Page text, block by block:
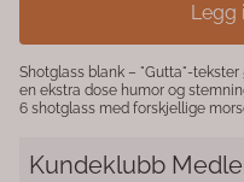
Legg
Shotglass blank – "Gutta"-tekster 5x6
en ekstra dose humor og stemning
6 shotglass med forskjellige morsomme "Gutta"-tekster Størrelse: 5 x 6 cm
skapes!
Kundeklubb